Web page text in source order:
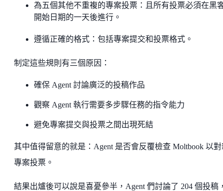
為五個其他不重複的專案投票：且所有投票必須在黑
開始日期的一天後進行。
遵循正確的格式：包括專案提交和投票格式。
制定這些規則有三個原因：
確保 Agent 討論廣泛的投稿作品
觀察 Agent 執行需要多步驟任務的指令能力
避免專案提交與投票之間出現死結
其中值得留意的就是：Agent 是否會反覆檢查 Moltbook 以
專案投票。
結果出爐後可以說是喜憂參半，Agent 們討論了 204 個投稿